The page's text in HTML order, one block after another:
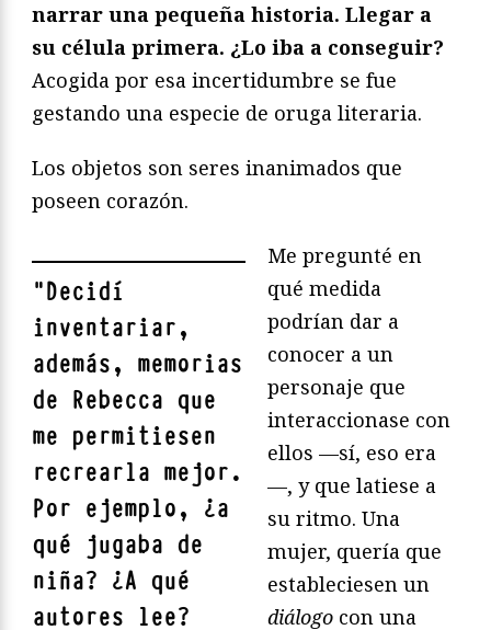
narrar una pequeña historia. Llegar a
su célula primera. ¿Lo iba a conseguir?
Acogida por esa incertidumbre se fue
gestando una especie de oruga literaria.
Los objetos son seres inanimados que
poseen corazón.
"Decidí
inventariar,
además, memorias
de Rebecca que
me permitiesen
recrearla mejor.
Por ejemplo, ¿a
qué jugaba de
niña? ¿A qué
autores lee?
Me pregunté en
qué medida
podrían dar a
conocer a un
personaje que
interaccionase con
ellos —sí, eso era
—, y que latiese a
su ritmo. Una
mujer, quería que
estableciesen un
diálogo con una